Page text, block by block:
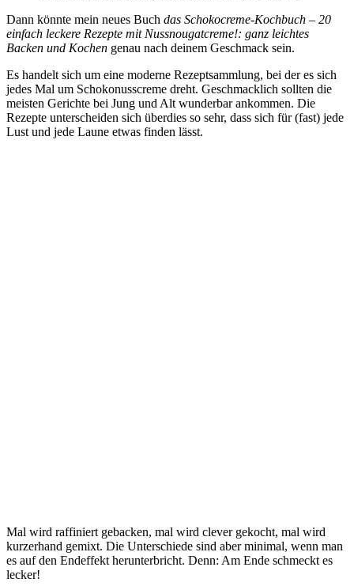
Dann könnte mein neues Buch das Schokocreme-Kochbuch – 20
einfach leckere Rezepte mit Nussnougatcreme!: ganz leichtes
Backen und Kochen genau nach deinem Geschmack sein.
Es handelt sich um eine moderne Rezeptsammlung, bei der es sich
jedes Mal um Schokonusscreme dreht. Geschmacklich sollten die
meisten Gerichte bei Jung und Alt wunderbar ankommen. Die
Rezepte unterscheiden sich überdies so sehr, dass sich für (fast) jede
Lust und jede Laune etwas finden lässt.
Mal wird raffiniert gebacken, mal wird clever gekocht, mal wird
kurzerhand gemixt. Die Unterschiede sind aber minimal, wenn man
es auf den Endeffekt herunterbricht. Denn: Am Ende schmeckt es
lecker!